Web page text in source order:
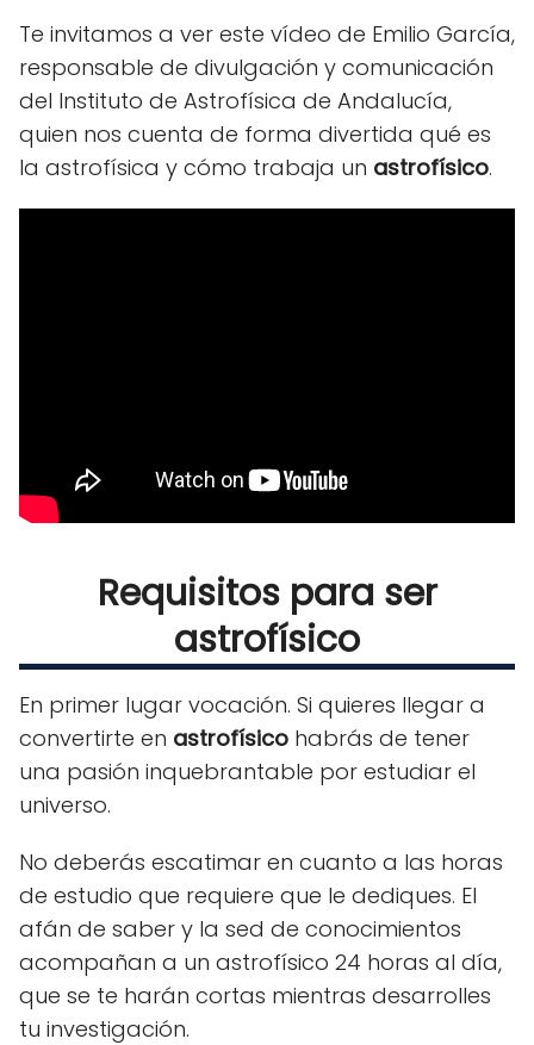
Te invitamos a ver este vídeo de Emilio García,
responsable de divulgación y comunicación
del Instituto de Astrofísica de Andalucía,
quien nos cuenta de forma divertida qué es
la astrofísica y cómo trabaja un astrofísico.
Requisitos para ser
astrofísico
En primer lugar vocación. Si quieres llegar a
convertirte en astrofísico habrás de tener
una pasión inquebrantable por estudiar el
universo.
No deberás escatimar en cuanto a las horas
de estudio que requiere que le dediques. El
afán de saber y la sed de conocimientos
acompañan a un astrofísico 24 horas al día,
que se te harán cortas mientras desarrolles
tu investigación.